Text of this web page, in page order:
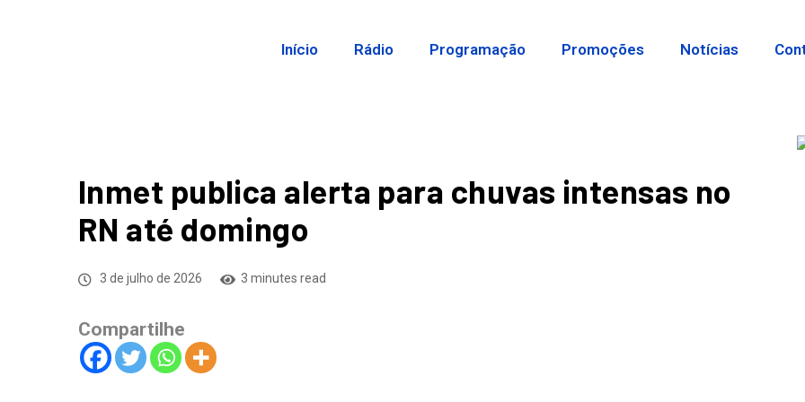
Início Rádio Programação Promoções Notícias
Inmet publica alerta para chuvas intensas no
RN até domingo
3 de julho de 2026 3 minutes read
Compartilhe